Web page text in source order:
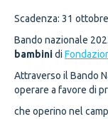
Scadenza: 31
Bando nazionale
bambinidi
Attraverso il Bando
operare a favore di
che operino nel